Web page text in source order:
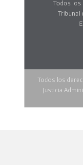
Todos
Tribunal
Todos los
Justicia